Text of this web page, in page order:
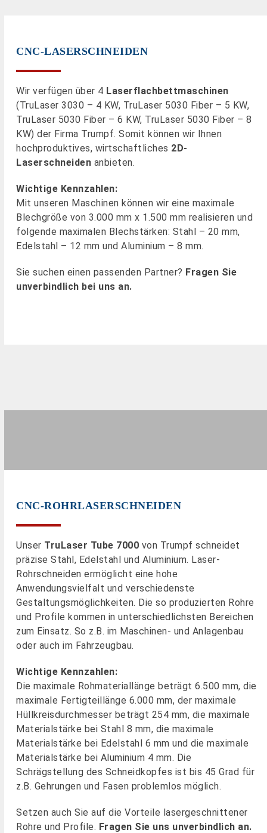
CNC-LASERSCHNEIDEN
Wir verfügen über 4 Laserflachbettmaschinen
(TruLaser 3030 – 4 KW, TruLaser 5030 Fiber – 5 KW,
TruLaser 5030 Fiber – 6 KW, TruLaser 5030 Fiber – 8
KW) der Firma Trumpf. Somit können wir Ihnen
hochproduktives, wirtschaftliches 2D-
Laserschneiden anbieten.
Wichtige Kennzahlen:
Mit unseren Maschinen können wir eine maximale
Blechgröße von 3.000 mm x 1.500 mm realisieren und
folgende maximalen Blechstärken: Stahl – 20 mm,
Edelstahl – 12 mm und Aluminium – 8 mm.
Sie suchen einen passenden Partner? Fragen Sie
unverbindlich bei uns an.
CNC-ROHRLASERSCHNEIDEN
Unser TruLaser Tube 7000 von Trumpf schneidet
präzise Stahl, Edelstahl und Aluminium. Laser-
Rohrschneiden ermöglicht eine hohe
Anwendungsvielfalt und verschiedenste
Gestaltungsmöglichkeiten. Die so produzierten Rohre
und Profile kommen in unterschiedlichsten Bereichen
zum Einsatz. So z.B. im Maschinen- und Anlagenbau
oder auch im Fahrzeugbau.
Wichtige Kennzahlen:
Die maximale Rohmateriallänge beträgt 6.500 mm, die
maximale Fertigteillänge 6.000 mm, der maximale
Hüllkreisdurchmesser beträgt 254 mm, die maximale
Materialstärke bei Stahl 8 mm, die maximale
Materialstärke bei Edelstahl 6 mm und die maximale
Materialstärke bei Aluminium 4 mm. Die
Schrägstellung des Schneidkopfes ist bis 45 Grad für
z.B. Gehrungen und Fasen problemlos möglich.
Setzen auch Sie auf die Vorteile lasergeschnittener
Rohre und Profile. Fragen Sie uns unverbindlich an.